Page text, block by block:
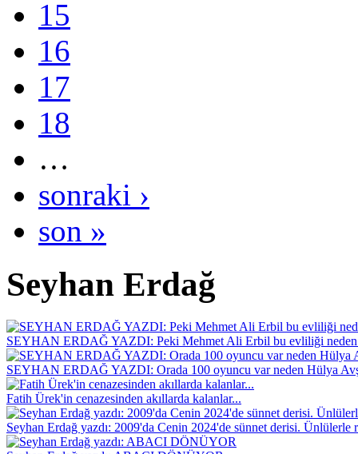
15
16
17
18
…
sonraki ›
son »
Seyhan Erdağ
SEYHAN ERDAĞ YAZDI: Peki Mehmet Ali Erbil bu evliliği neden
SEYHAN ERDAĞ YAZDI: Orada 100 oyuncu var neden Hülya
Fatih Ürek'in cenazesinden akıllarda kalanlar...
Seyhan Erdağ yazdı: 2009'da Cenin 2024'de sünnet derisi.